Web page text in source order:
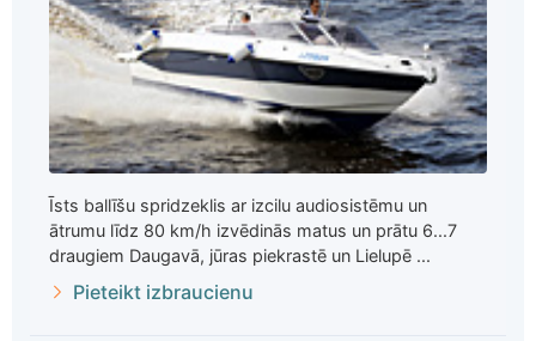
Īsts ballīšu spridzeklis ar izcilu audiosistēmu un
ātrumu līdz 80 km/h izvēdinās matus un prātu 6...7
draugiem Daugavā, jūras piekrastē un Lielupē ...
Pieteikt izbraucienu